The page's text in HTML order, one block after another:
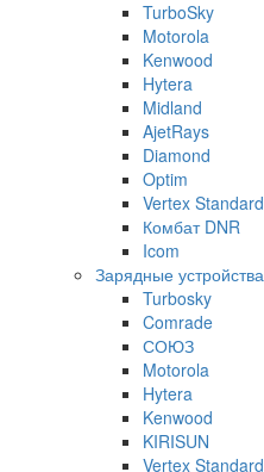
TurboSky
Motorola
Kenwood
Hytera
Midland
AjetRays
Diamond
Optim
Vertex Standard
Комбат DNR
Icom
Зарядные устройства
Turbosky
Comrade
СОЮЗ
Motorola
Hytera
Kenwood
KIRISUN
Vertex Standard